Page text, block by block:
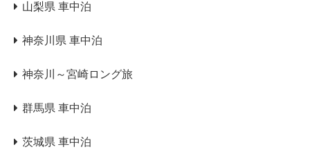
山梨県 車中泊
神奈川県 車中泊
神奈川～宮崎ロング旅
群馬県 車中泊
茨城県 車中泊